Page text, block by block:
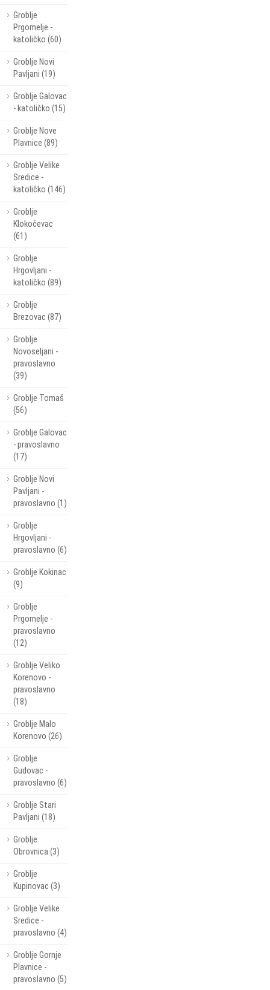
Groblje
Prgomelje -
katoličko (60)
Groblje Novi
Pavljani (19)
Groblje Galovac
- katoličko (15)
Groblje Nove
Plavnice (89)
Groblje Velike
Sredice -
katoličko (146)
Groblje
Klokočevac
(61)
Groblje
Hrgovljani -
katoličko (89)
Groblje
Brezovac (87)
Groblje
Novoseljani -
pravoslavno
(39)
Groblje Tomaš
(56)
Groblje Galovac
- pravoslavno
(17)
Groblje Novi
Pavljani -
pravoslavno (1)
Groblje
Hrgovljani -
pravoslavno (6)
Groblje Kokinac
(9)
Groblje
Prgomelje -
pravoslavno
(12)
Groblje Veliko
Korenovo -
pravoslavno
(18)
Groblje Malo
Korenovo (26)
Groblje
Gudovac -
pravoslavno (6)
Groblje Stari
Pavljani (18)
Groblje
Obrovnica (3)
Groblje
Kupinovac (3)
Groblje Velike
Sredice -
pravoslavno (4)
Groblje Gornje
Plavnice -
pravoslavno (5)